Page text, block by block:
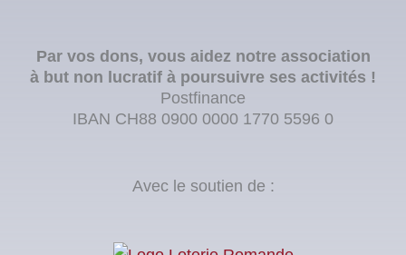
Par vos dons, vous aidez notre association
à but non lucratif à poursuivre ses activités !
Postfinance
IBAN CH88 0900 0000 1770 5596 0
Avec le soutien de :